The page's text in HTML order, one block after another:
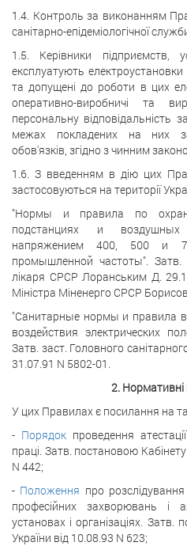
1.4. Контроль за виконанням
санітарно-епідеміологічної
1.5. Керівники підприємств,
експлуатують
та допущені до роботи в цих
оперативно-виробничі та
персональну
межах покладених на них
обов'язків, згідно з чинним
1.6. З введенням в дію цих
застосовуються на території
"Нормы и правила по
подстанциях и воздушных
напряжением 400, 500 и
промышленной частоты". Затв.
лікаря СРСР Лоранським Д.
Міністра Міненерго СРСР
"Санитарные нормы и правила
воздействия электрических
Затв. заст. Головного
31.07.91 N 5802-01.
2.
У цих Правилах є посилання на
- Порядок проведення
праці. Затв. постановою
N 442;
- Положення про
професійних захворювань і
установах і організаціях. Затв.
України від 10.08.93 N 623;